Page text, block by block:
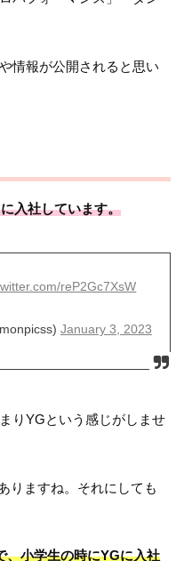
情報が公開されると思い
入社しています。
reP2Gc7XsW
January 3, 2023
りYGという感じがしませ
りますね。それにしても
、小学生の時にYGに入社